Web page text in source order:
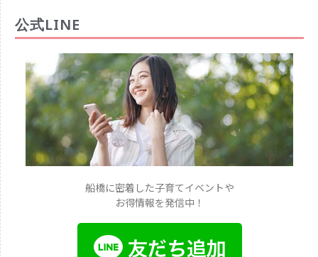
公式LINE
船橋に密着した子育てイベントや
お得情報を発信中！